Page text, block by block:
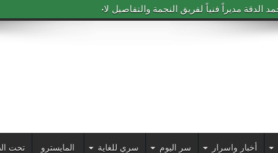
مديراً فنياً لفريق النجمة والتفاصيل لاحقاً
أخبار واسرار سر اليوم سري للغاية المايسترو تحت